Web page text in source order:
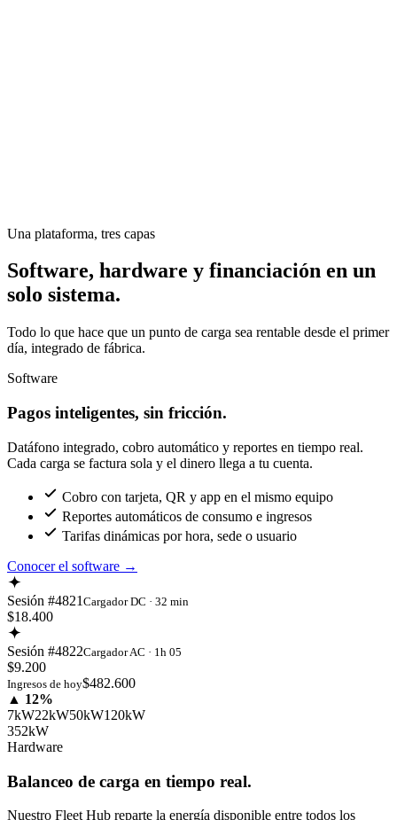
Una plataforma, tres capas
Software, hardware y financiación en un
solo sistema.
Todo lo que hace que un punto de carga sea rentable desde el primer
día, integrado de fábrica.
Software
Pagos inteligentes, sin fricción.
Datáfono integrado, cobro automático y reportes en tiempo real.
Cada carga se factura sola y el dinero llega a tu cuenta.
Cobro con tarjeta, QR y app en el mismo equipo
Reportes automáticos de consumo e ingresos
Tarifas dinámicas por hora, sede o usuario
Conocer el software →
Sesión #4821 Cargador DC · 32 min
$18.400
Sesión #4822Cargador AC · 1h 05
$9.200
Ingresos de hoy$482.600
▲ 12%
7kW22kW50kW120kW
352kW
Hardware
Balanceo de carga en tiempo real.
Nuestro Fleet Hub reparte la energía disponible entre todos los